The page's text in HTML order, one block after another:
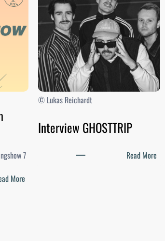
7
More:
© Lukas Reichardt
Interview GHOSTTRIP
Read More: